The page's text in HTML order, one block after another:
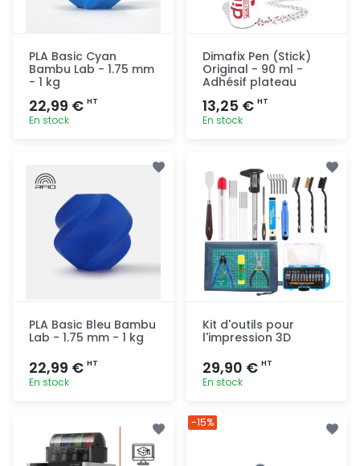
PLA Basic Cyan
Bambu Lab - 1.75 mm
- 1 kg
22,99 € HT
En stock
Dimafix Pen (Stick)
Original - 90 ml -
Adhésif plateau
13,25 € HT
En stock
rapide
PLA Basic Bleu Bambu
Lab - 1.75 mm - 1 kg
22,99 € HT
En stock
rapide
Kit d'outils pour
l'impression 3D
29,90 € HT
En stock
-15%